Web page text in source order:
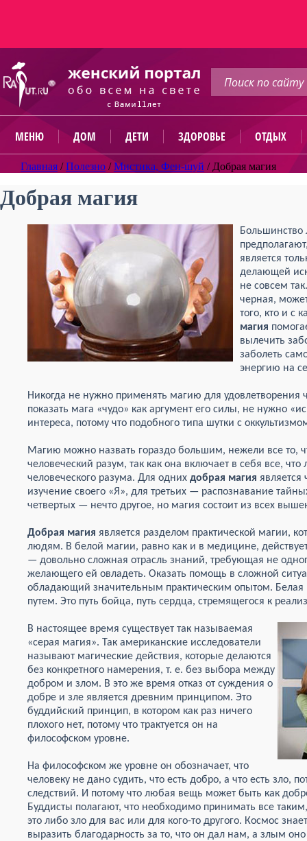
МЕНЮ ДОМ ДЕТИ ЗДОРОВЬЕ ОТДЫХ
Главная /Полезно /Мистика, Фен-шуй / Добрая магия
Добрая магия
является
делающей
не совсем
черная,
того, кто и с
магия
вылечить
заболеть
энергию на
Никогда не нужно применять магию для удовлетворения
показать мага «чудо» как аргумент его силы, не нужно
интереса, потому что подобного типа шутки с
Магию можно назвать гораздо большим, нежели все то,
человеческий разум, так как она включает в себя все,
человеческого разума. Для одних добрая магия является
изучение своего «Я», для третьих — распознавание
четвертых — нечто другое, но магия состоит из всех
Добрая магия является разделом практической магии,
людям. В белой магии, равно как и в медицине,
— довольно сложная отрасль знаний, требующая не
желающего ей овладеть. Оказать помощь в сложной
обладающий значительным практическим опытом.
путем. Это путь бойца, путь сердца, стремящегося к
В настоящее время существует так называемая
«серая магия». Так американские исследователи
называют магические действия, которые делаются
без конкретного намерения, т. е. без выбора между
добром и злом. В это же время отказ от суждения о
добре и зле является древним принципом. Это
буддийский принцип, в котором как раз ничего
плохого нет, потому что трактуется он на
философском уровне.
На философском же уровне он обозначает, что
человеку не дано судить, что есть добро, а что есть зло,
следствий. И потому что любая вещь может быть как
Буддисты полагают, что необходимо принимать все
это либо зло для вас или для кого-то другого. Космос
выразить благодарность за то, что он дал нам, а злым